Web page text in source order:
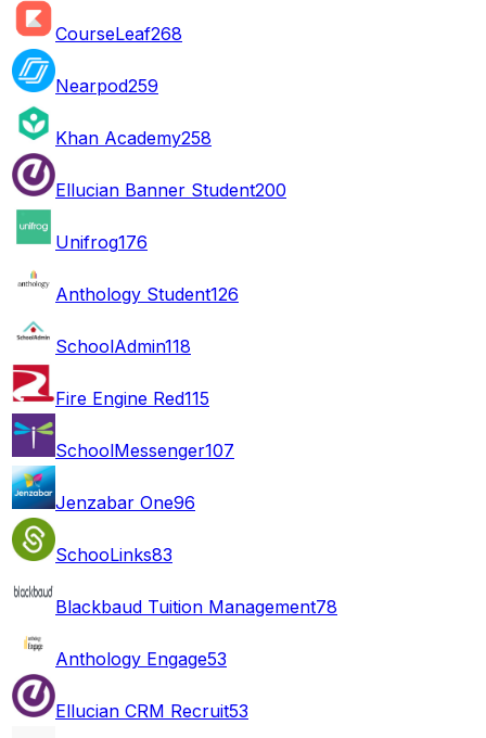
CourseLeaf268
Nearpod259
Khan Academy258
Ellucian Banner Student200
Unifrog176
Anthology Student126
SchoolAdmin118
Fire Engine Red115
SchoolMessenger107
Jenzabar One96
SchooLinks83
Blackbaud Tuition Management78
Anthology Engage53
Ellucian CRM Recruit53